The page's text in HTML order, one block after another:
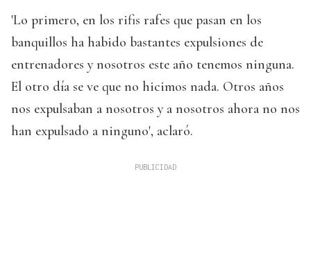
'Lo primero, en los rifis rafes que pasan en los
banquillos ha habido bastantes expulsiones de
entrenadores y nosotros este año tenemos ninguna.
El otro día se ve que no hicimos nada. Otros años
nos expulsaban a nosotros y a nosotros ahora no nos
han expulsado a ninguno', aclaró.